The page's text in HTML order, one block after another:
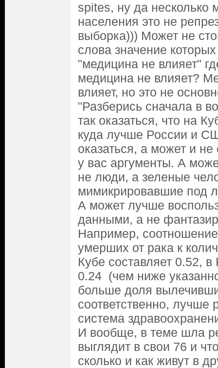
spites, ну да несколько
населения это не
выборка))) Может не
слова значение
"медицина не влияет"
медицина не влияет?
влияет, но это не
"Разберись сначала в
так оказаться, что на
куда лучше России и
оказаться, а может и
у вас аргументы. А
не люди, а зеленые
мимикрировавшие под
А может лучше
данными, а не
Например,
умерших от рака к
Кубе составляет 0.52,
0.24 (чем ниже
больше доля
соответственно, лучше
система
И вообще, в теме шла
выглядит в свои 76 и
сколько и как живут в